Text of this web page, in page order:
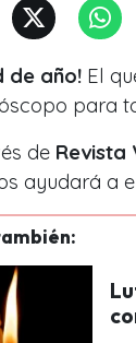
de año! El
para
de Revista
ayudará a